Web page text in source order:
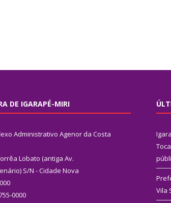
DE IGARAPÉ-MIRI
Administrativo Agenor da Costa
Lobato (antiga Av.
S/N - Cidade Nova
0000
Vila